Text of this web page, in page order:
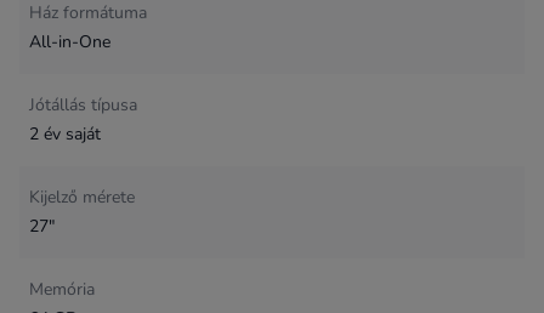
Ház formátuma
All-in-One
Jótállás típusa
2 év saját
Kijelző mérete
27"
Memória